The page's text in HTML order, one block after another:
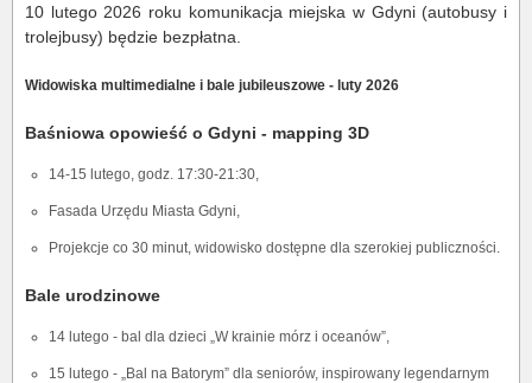
10 lutego 2026 roku komunikacja miejska w Gdyni (autobusy i
trolejbusy) będzie bezpłatna.
Widowiska multimedialne i bale jubileuszowe - luty 2026
Baśniowa opowieść o Gdyni - mapping 3D
14-15 lutego, godz. 17:30-21:30,
Fasada Urzędu Miasta Gdyni,
Projekcje co 30 minut, widowisko dostępne dla szerokiej publiczności.
Bale urodzinowe
14 lutego - bal dla dzieci „W krainie mórz i oceanów”,
15 lutego - „Bal na Batorym” dla seniorów, inspirowany legendarnym